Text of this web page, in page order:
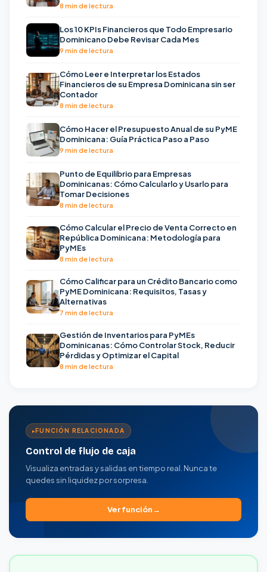
8 min de lectura
Los 10 KPIs Financieros que Todo Empresario
Dominicano Debe Revisar Cada Mes
9 min de lectura
Cómo Leer e Interpretar los Estados
Financieros de su Empresa Dominicana sin ser
Contador
8 min de lectura
Cómo Hacer el Presupuesto Anual de su PyME
Dominicana: Guía Práctica Paso a Paso
9 min de lectura
Punto de Equilibrio para Empresas
Dominicanas: Cómo Calcularlo y Usarlo para
Tomar Decisiones
8 min de lectura
Cómo Calcular el Precio de Venta Correcto en
República Dominicana: Metodología para
PyMEs
8 min de lectura
Cómo Calificar para un Crédito Bancario como
PyME Dominicana: Requisitos, Tasas y
Alternativas
7 min de lectura
Gestión de Inventarios para PyMEs
Dominicanas: Cómo Controlar Stock, Reducir
Pérdidas y Optimizar el Capital
8 min de lectura
FUNCIÓN RELACIONADA
Control de flujo de caja
Visualiza entradas y salidas en tiempo real. Nunca te
quedes sin liquidez por sorpresa.
Ver función